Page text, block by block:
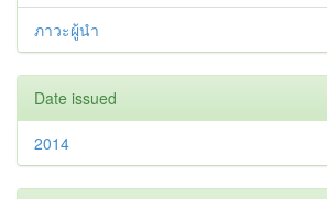
ภาวะผู้นำ
Date issued
2014